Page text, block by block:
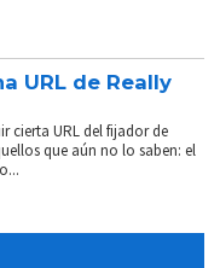
URL de Really
cierta URL del fijador de
que aún no lo saben: el